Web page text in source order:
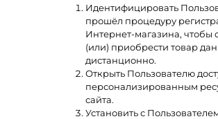
Идентифицировать
прошёл процедуру
Интернет-магазина, чтобы
(или) приобрести товар
дистанционно.
Открыть Пользователю
персонализированным
сайта.
Установить с